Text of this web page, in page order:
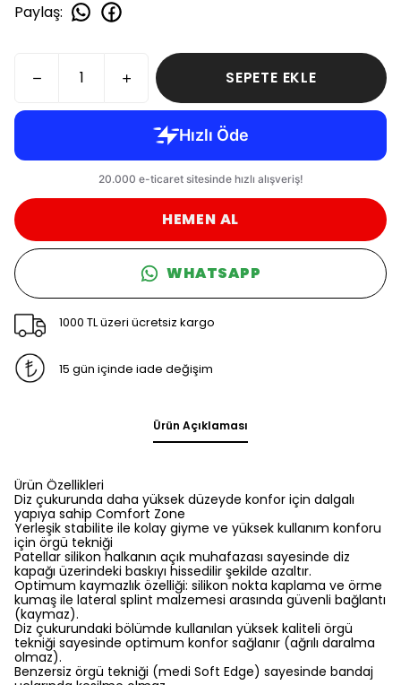
Paylaş:
SEPETE EKLE
HEMEN AL
WHATSAPP
1000 TL üzeri ücretsiz kargo
15 gün içinde iade değişim
Ürün Açıklaması
Ürün Özellikleri
Diz çukurunda daha yüksek düzeyde konfor için dalgalı
yapıya sahip Comfort Zone
Yerleşik stabilite ile kolay giyme ve yüksek kullanım konforu
için örgü tekniği
Patellar silikon halkanın açık muhafazası sayesinde diz
kapağı üzerindeki baskıyı hissedilir şekilde azaltır.
Optimum kaymazlık özelliği: silikon nokta kaplama ve örme
kumaş ile lateral splint malzemesi arasında güvenli bağlantı
(kaymaz).
Diz çukurundaki bölümde kullanılan yüksek kaliteli örgü
tekniği sayesinde optimum konfor sağlanır (ağrılı daralma
olmaz).
Benzersiz örgü tekniği (medi Soft Edge) sayesinde bandaj